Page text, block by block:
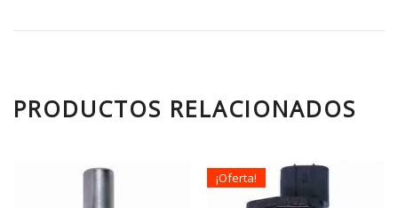
PRODUCTOS RELACIONADOS
¡Oferta!